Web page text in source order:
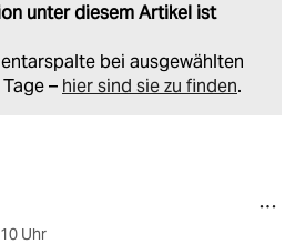
unter diesem Artikel ist
bei ausgewählten
– hier sind sie zu finden.
Uhr